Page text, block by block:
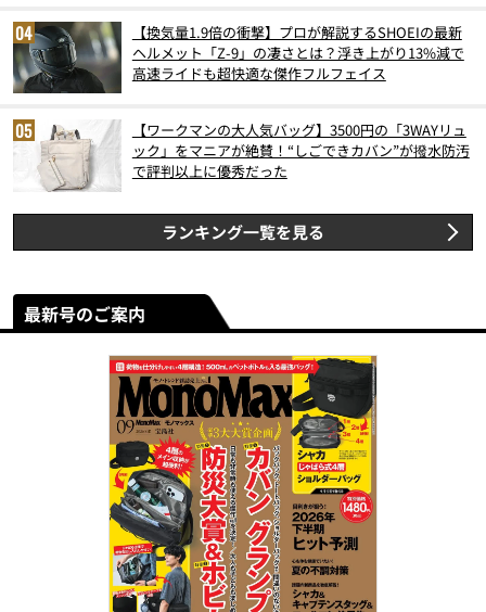
【換気量1.9倍の衝撃】プロが解説するSHOEIの最新
ヘルメット「Z-9」の凄さとは？浮き上がり13%減で
高速ライドも超快適な傑作フルフェイス
【ワークマンの大人気バッグ】3500円の「3WAYリュ
ック」をマニアが絶賛！“しごできカバン”が撥水防汚
で評判以上に優秀だった
ランキング一覧を見る
最新号のご案内